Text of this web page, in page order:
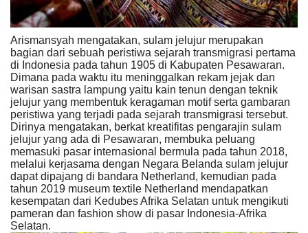
Arismansyah mengatakan, sulam jelujur merupakan
bagian dari sebuah peristiwa sejarah transmigrasi pertama
di Indonesia pada tahun 1905 di Kabupaten Pesawaran.
Dimana pada waktu itu meninggalkan rekam jejak dan
warisan sastra lampung yaitu kain tenun dengan teknik
jelujur yang membentuk keragaman motif serta gambaran
peristiwa yang terjadi pada sejarah transmigrasi tersebut.
Dirinya mengatakan, berkat kreatifitas pengarajin sulam
jelujur yang ada di Pesawaran, membuka peluang
memasuki pasar internasional bermula pada tahun 2018,
melalui kerjasama dengan Negara Belanda sulam jelujur
dapat dipajang di bandara Netherland, kemudian pada
tahun 2019 museum textile Netherland mendapatkan
kesempatan dari Kedubes Afrika Selatan untuk mengikuti
pameran dan fashion show di pasar Indonesia-Afrika
Selatan.